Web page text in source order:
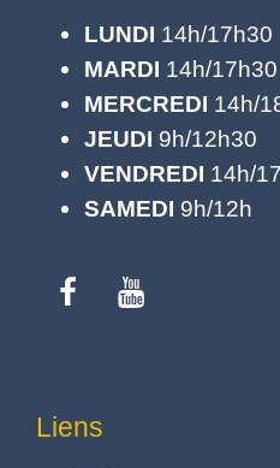
LUNDI 14h/17h30
MARDI 14h/17h30
MERCREDI 14h/
JEUDI 9h/12h30
VENDREDI 14h/
SAMEDI 9h/12h
Liens